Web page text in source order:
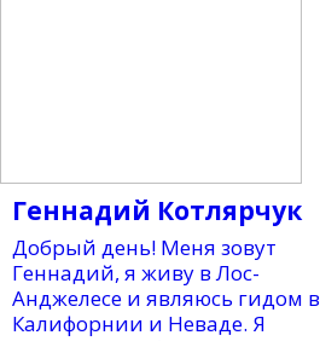
Геннадий Котлярчук
Добрый день! Меня зовут
Геннадий, я живу в Лос-
Анджелесе и являюсь гидом в
Калифорнии и Неваде. Я